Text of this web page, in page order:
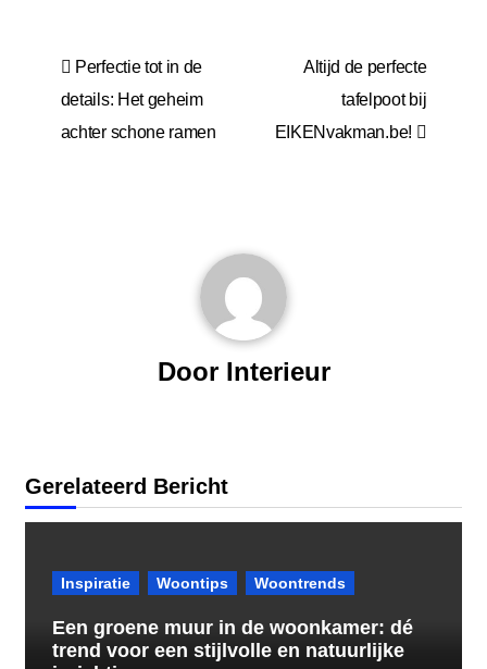
navigatie
Perfectie tot in de
details: Het geheim
achter schone ramen
Altijd de perfecte
tafelpoot bij
EIKENvakman.be!
Door Interieur
Gerelateerd Bericht
Inspiratie Woontips Woontrends
Een groene muur in de woonkamer: dé
trend voor een stijlvolle en natuurlijke